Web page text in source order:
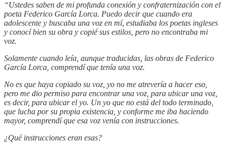
“Ustedes saben de mi profunda conexión y confraternización con el
poeta Federico García Lorca. Puedo decir que cuando era
adolescente y buscaba una voz en mí, estudiaba los poetas ingleses
y conocí bien su obra y copié sus estilos, pero no encontraba mi
voz.
Solamente cuando leía, aunque traducidas, las obras de Federico
García Lorca, comprendí que tenía una voz.
No es que haya copiado su voz, yo no me atrevería a hacer eso,
pero me dio permiso para encontrar una voz, para ubicar una voz,
es decir, para ubicar el yo. Un yo que no está del todo terminado,
que lucha por su propia existencia, y conforme me iba haciendo
mayor, comprendí que esa voz venía con instrucciones.
¿Qué instrucciones eran esas?